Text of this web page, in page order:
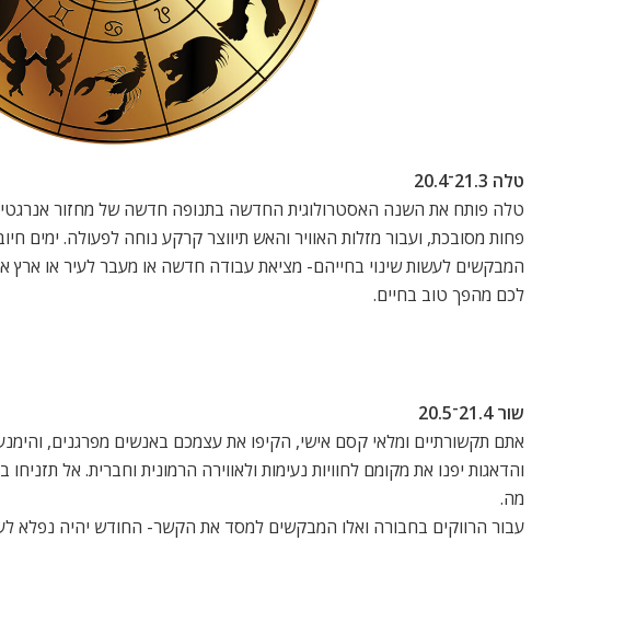
טלה 21.3־20.4
טלה פותח את השנה האסטרולוגית החדשה בתנופה חדשה של מחזור אנרגטי,
פחות מסובכת, ועבור מזלות האוויר והאש תיווצר קרקע נוחה לפעולה. ימים
המבקשים לעשות שינוי בחייהם- מציאת עבודה חדשה או מעבר לעיר או ארץ
לכם מהפך טוב בחיים.
שור 21.4־20.5
אתם תקשורתיים ומלאי קסם אישי, הקיפו את עצמכם באנשים מפרגנים,
והדאגות יפנו את מקומם לחוויות נעימות ולאווירה הרמונית וחברית. אל
מה.
עבור הרווקים בחבורה ואלו המבקשים למסד את הקשר- החודש יהיה נפלא